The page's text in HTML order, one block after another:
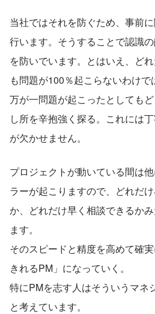
当社ではそれを防ぐため、事前
行います。そうすることで認識
を防いでいます。とはいえ、ど
も問題が100％起こらないわけで
万が一問題が起こったとしても
し所を辛抱強く探る。これには
が欠かせません。
プロジェクトが動いている間は
ラーが起こりますので、どれだ
か、どれだけ早く相談できるか
ます。
そのスピードと精度を高めて確
きれるPM」になっていく。
特にPMを志す人はそういうマネ
と考えています。